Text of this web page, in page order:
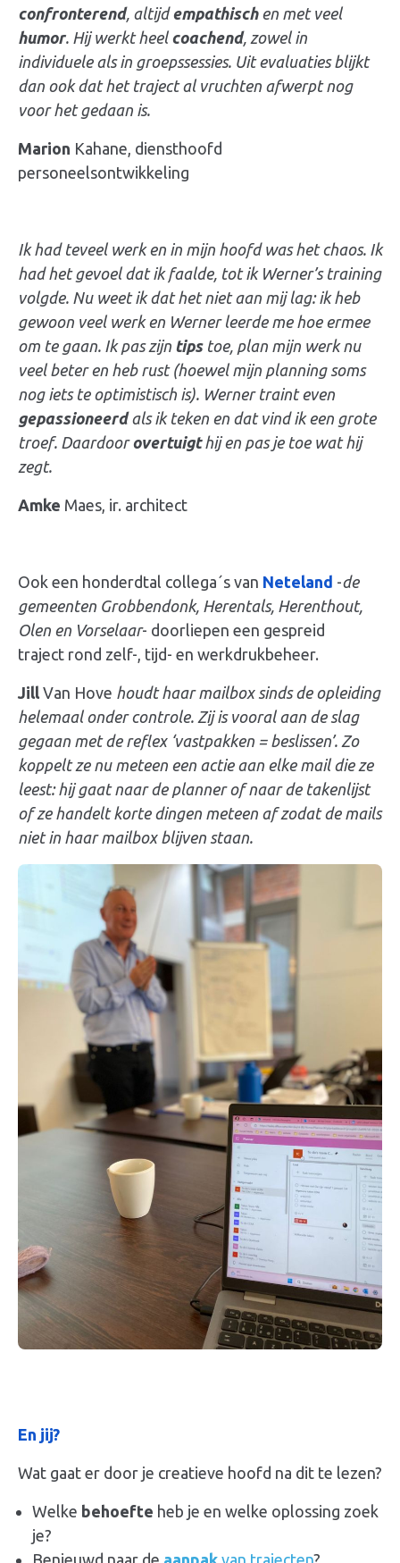
confronterend, altijdempathisch en met veel
humor. Hij werkt heel coachend, zowel in
individuele als in groepssessies. Uit evaluaties blijkt
dan ook dat het traject al vruchten afwerpt nog
voor het gedaan is.
Marion Kahane, diensthoofd
personeelsontwikkeling
Ik had teveel werk en in mijn hoofd was het chaos. Ik
had het gevoel dat ik faalde, tot ik Werner’s training
volgde. Nu weet ik dat het niet aan mij lag: ik heb
gewoon veel werk en Werner leerde me hoe ermee
om te gaan. Ik pas zijn tips toe, plan mijn werk nu
veel beter en heb rust (hoewel mijn planning soms
nog iets te optimistisch is). Werner traint even
gepassioneerdals ik teken en dat vind ik een grote
troef. Daardoorovertuigt hij en pas je toe wat hij
zegt.
Amke Maes, ir. architect
Ook een honderdtal collega´s van Neteland -de
gemeenten Grobbendonk, Herentals, Herenthout,
Olen en Vorselaar- doorliepen een gespreid
traject rond zelf-, tijd- en werkdrukbeheer.
Jill Van Hove houdt haar mailbox sinds de opleiding
helemaal onder controle. Zij is vooral aan de slag
gegaan met de reflex ‘vastpakken = beslissen’. Zo
koppelt ze nu meteen een actie aan elke mail die ze
leest: hij gaat naar de planner of naar de takenlijst
of ze handelt korte dingen meteen af zodat de mails
niet in haar mailbox blijven staan.
En jij?
Wat gaat er door je creatieve hoofd na dit te lezen?
Welke behoefte heb je en welke oplossing zoek
je?